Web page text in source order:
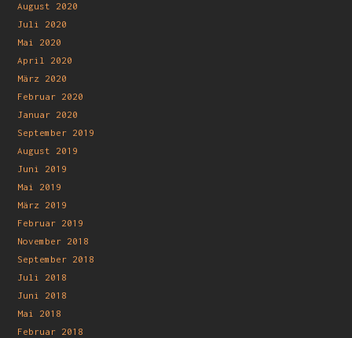
August 2020
Juli 2020
Mai 2020
April 2020
März 2020
Februar 2020
Januar 2020
September 2019
August 2019
Juni 2019
Mai 2019
März 2019
Februar 2019
November 2018
September 2018
Juli 2018
Juni 2018
Mai 2018
Februar 2018